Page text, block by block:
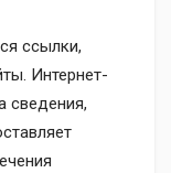
ссылки,
Интернет-
сведения,